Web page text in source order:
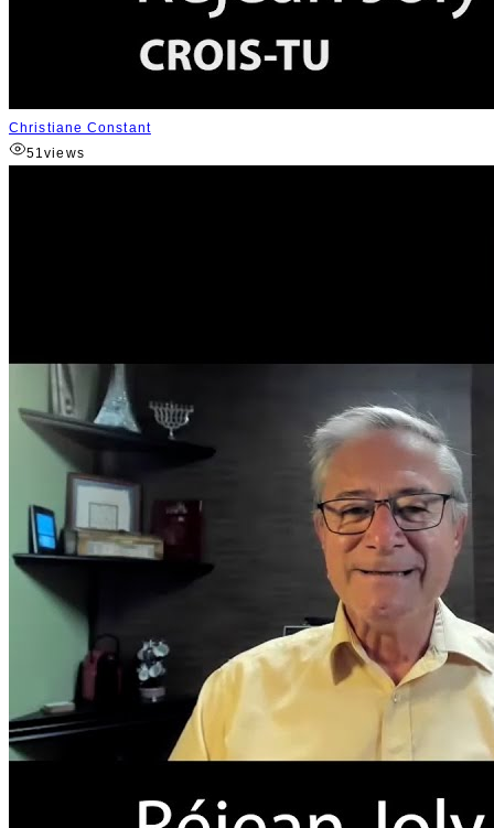
Christiane Constant
51views